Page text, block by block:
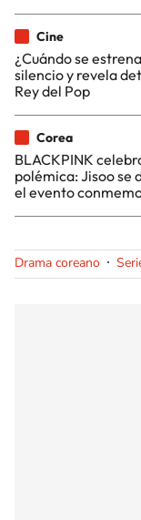
Cine
¿Cuándo se
silencio y revela
Rey del Pop
Corea
BLACKPINK
polémica: Jisoo se
el evento
Drama coreano